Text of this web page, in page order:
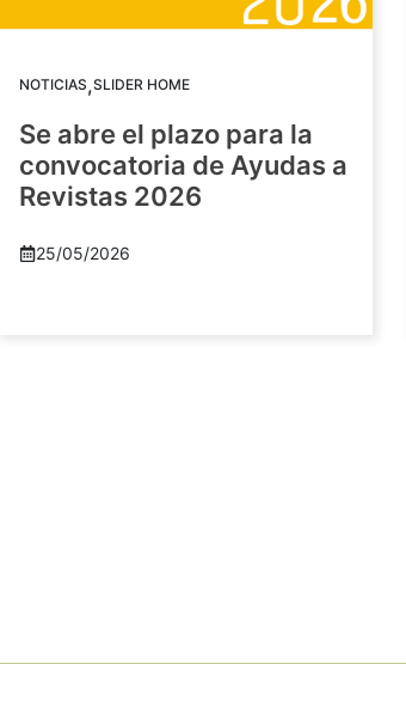
NOTICIAS,SLIDER HOME
Se abre el plazo para la
convocatoria de Ayudas a
Revistas 2026
25/05/2026